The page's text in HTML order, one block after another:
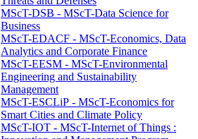
MScT-DSB - MScT-Data Science for
Business
MScT-EDACF - MScT-Economics, Data
Analytics and Corporate Finance
MScT-EESM - MScT-Environmental
Engineering and Sustainability
Management
MScT-ESCLiP - MScT-Economics for
Smart Cities and Climate Policy
MScT-IOT - MScT-Internet of Things :